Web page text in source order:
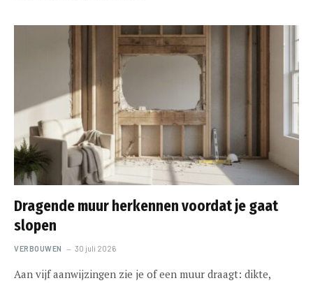
Dragende muur herkennen voordat je gaat
slopen
VERBOUWEN 30 juli 2026
Aan vijf aanwijzingen zie je of een muur draagt: dikte,